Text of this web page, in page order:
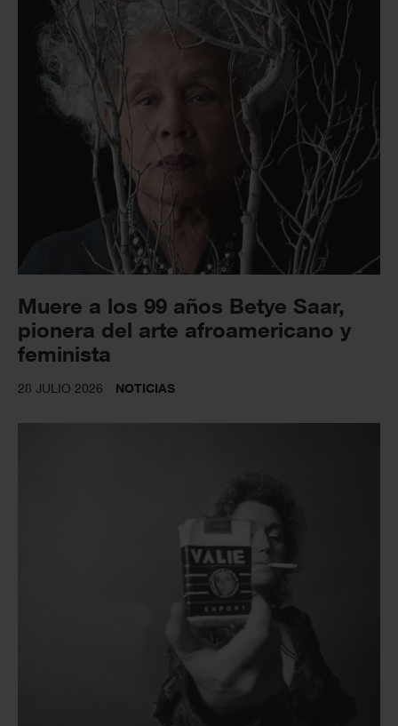
Muere a los 99 años Betye Saar,
pionera del arte afroamericano y
feminista
28 JULIO 2026 NOTICIAS